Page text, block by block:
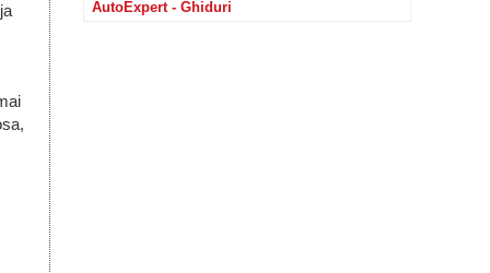
AutoExpert - Ghiduri